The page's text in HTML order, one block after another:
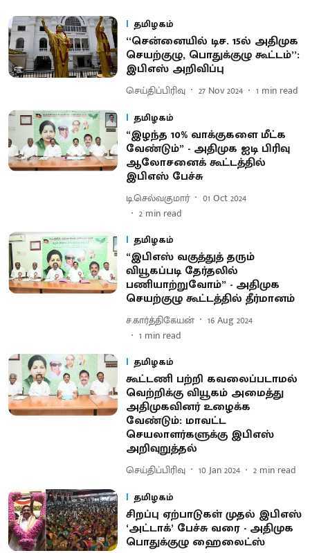
தமிழகம்
‘‘சென்னையில் டிச. 15ல் அதிமுக
செயற்குழு, பொதுக்குழு கூட்டம்’’:
இபிஎஸ் அறிவிப்பு
செய்திப்பிரிவு 27 Nov 2024 1 min read
தமிழகம்
“இழந்த 10% வாக்குகளை மீட்க
வேண்டும்” - அதிமுக ஐடி பிரிவு
ஆலோசனைக் கூட்டத்தில்
இபிஎஸ் பேச்சு
டி.செல்வகுமார்
01 Oct 2024
2 min read
தமிழகம்
“இபிஎஸ் வகுத்துத் தரும்
வியூகப்படி தேர்தலில்
பணியாற்றுவோம்” - அதிமுக
செயற்குழு கூட்டத்தில் தீர்மானம்
ச.கார்த்திகேயன்
16 Aug 2024
1 min read
தமிழகம்
கூட்டணி பற்றி கவலைப்படாமல்
வெற்றிக்கு வியூகம் அமைத்து
அதிமுகவினர் உழைக்க
வேண்டும்: மாவட்ட
செயலாளர்களுக்கு இபிஎஸ்
அறிவுறுத்தல்
செய்திப்பிரிவு 10 Jan 2024 2 min read
தமிழகம்
சிறப்பு ஏற்பாடுகள் முதல் இபிஎஸ்
‘அட்டாக்’ பேச்சு வரை - அதிமுக
பொதுக்குழு ஹைலைட்ஸ்